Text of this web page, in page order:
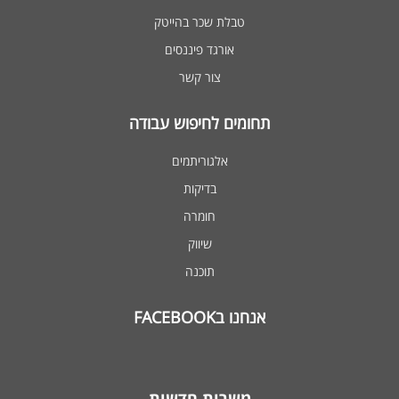
טבלת שכר בהייטק
אורגד פיננסים
צור קשר
תחומים לחיפוש עבודה
אלגוריתמים
בדיקות
חומרה
שיווק
תוכנה
אנחנו בFACEBOOK